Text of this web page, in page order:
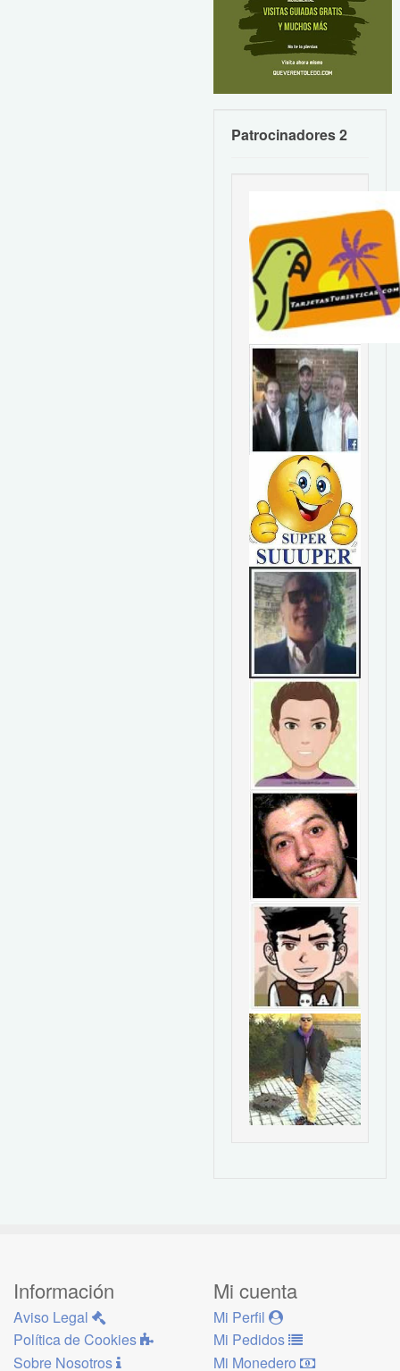
Patrocinadores 2
Información
Aviso Legal
Política de Cookies
Sobre Nosotros
Mi cuenta
Mi Perfil
Mi Pedidos
Mi Monedero